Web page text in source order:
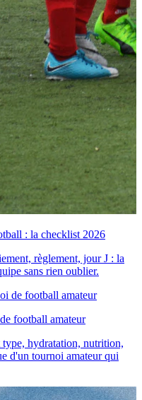
: la checklist 2026
règlement, jour J : la
sans rien oublier.
football amateur
type, hydratation, nutrition,
d'un tournoi amateur qui